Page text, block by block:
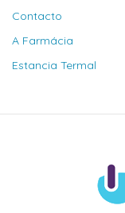
Contacto
A Farmácia
Estancia Termal